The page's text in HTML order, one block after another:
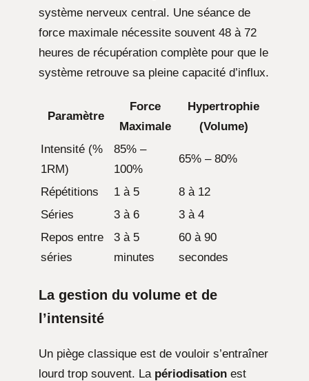
système nerveux central. Une séance de
force maximale nécessite souvent 48 à 72
heures de récupération complète pour que le
système retrouve sa pleine capacité d’influx.
Paramètre
Force
Maximale
Hypertrophie
(Volume)
Intensité (%
1RM)
85% –
100%
65% – 80%
Répétitions 1 à 5
8 à 12
Séries
3 à 6
3 à 4
Repos entre
séries
3 à 5
minutes
60 à 90
secondes
La gestion du volume et de
l’intensité
Un piège classique est de vouloir s’entraîner
lourd trop souvent. La périodisation est